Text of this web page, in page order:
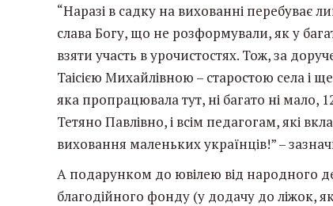
“Наразі в садку на вихованні перебуває
слава Богу, що не розформували, як у
взяти участь в урочистостях. Тож, за
Таісією Михайлівною – старостою села
яка пропрацювала тут, ні багато ні мало,
Тетяно Павлівно, і всім педагогам, які
виховання маленьких українців!” –
А подарунком до ювілею від народного
благодійного фонду (у додачу до ліжок,